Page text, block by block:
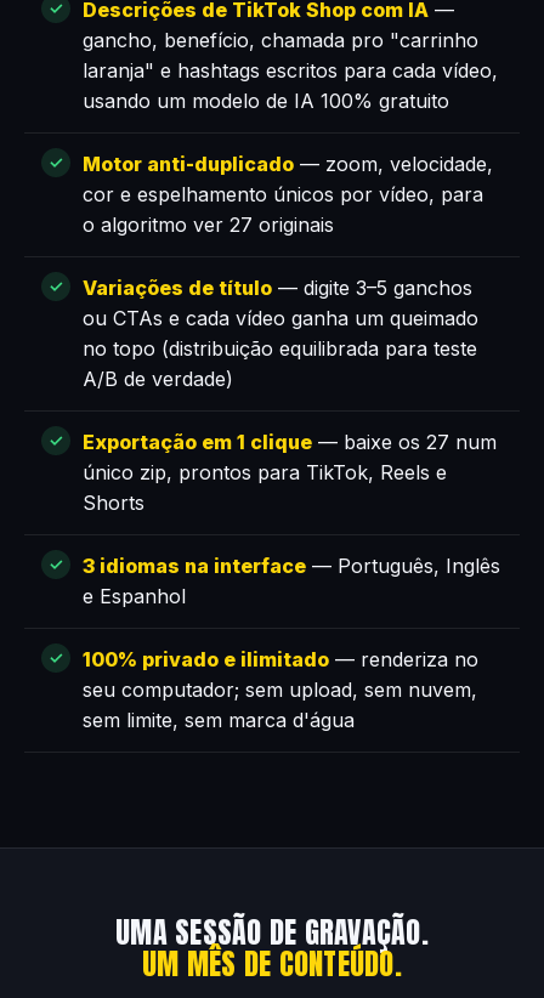
Descrições de TikTok Shop com IA —
gancho, benefício, chamada pro "carrinho
laranja" e hashtags escritos para cada vídeo,
usando um modelo de IA 100% gratuito
Motor anti-duplicado — zoom, velocidade,
cor e espelhamento únicos por vídeo, para
o algoritmo ver 27 originais
Variações de título — digite 3–5 ganchos
ou CTAs e cada vídeo ganha um queimado
no topo (distribuição equilibrada para teste
A/B de verdade)
Exportação em 1 clique — baixe os 27 num
único zip, prontos para TikTok, Reels e
Shorts
3 idiomas na interface — Português, Inglês
e Espanhol
100% privado e ilimitado — renderiza no
seu computador; sem upload, sem nuvem,
sem limite, sem marca d'água
UMA SESSÃO DE GRAVAÇÃO.
UM MÊS DE CONTEÚDO.